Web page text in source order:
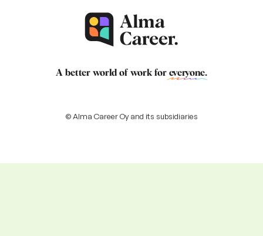
A better world of work for everyone.
© Alma Career Oy and its subsidiaries